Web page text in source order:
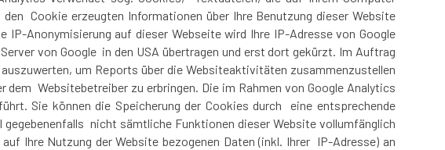
Cookie erzeugten Informationen über Ihre Benutzung dieser Website
Anonymisierung auf dieser Webseite wird Ihre IP-Adresse von Google
von Google in den USA übertragen und erst dort gekürzt. Im Auftrag
um Reports über die Websiteaktivitäten zusammenzustellen
Websitebetreiber zu erbringen. Die im Rahmen von Google Analytics
Sie können die Speicherung der Cookies durch eine entsprechende
nicht sämtliche Funktionen dieser Website vollumfänglich
Ihre Nutzung der Website bezogenen Daten (inkl. Ihrer IP-Adresse) an